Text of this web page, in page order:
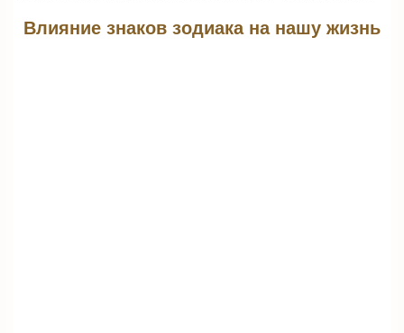
Влияние знаков зодиака на нашу жизнь